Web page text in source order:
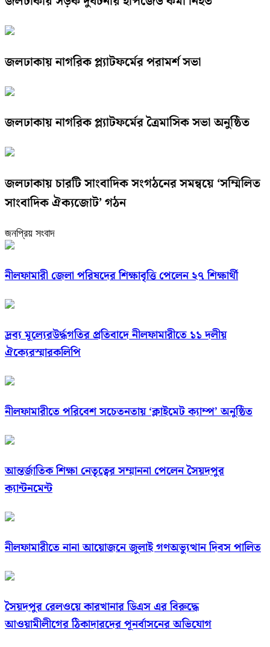
জলঢাকায় নাগরিক প্ল্যাটফর্মের পরামর্শ সভা
জলঢাকায় নাগরিক প্ল্যাটফর্মের ত্রৈমাসিক সভা অনুষ্ঠিত
জলঢাকায় চারটি সাংবাদিক সংগঠনের সমন্বয়ে ‘সম্মিলিত
সাংবাদিক ঐক্যজোট’ গঠন
জনপ্রিয় সংবাদ
নীলফামারী জেলা পরিষদের শিক্ষাবৃত্তি পেলেন ২৭ শিক্ষার্থী
দ্রব্য মূল্যেরউর্দ্ধগতির প্রতিবাদে নীলফামারীতে ১১ দলীয়
ঐক্যেরস্মারকলিপি
নীলফামারীতে পরিবেশ সচেতনতায় ‘ক্লাইমেট ক্যাম্প’ অনুষ্ঠিত
আন্তর্জাতিক শিক্ষা নেতৃত্বের সম্মাননা পেলেন সৈয়দপুর
ক্যান্টনমেন্ট
নীলফামারীতে নানা আয়োজনে জুলাই গণঅভ্যুত্থান দিবস পালিত
সৈয়দপুর রেলওয়ে কারখানার ডিএস এর বিরুদ্ধে
আওয়ামীলীগের ঠিকাদারদের পূনর্বাসনের অভিযোগ